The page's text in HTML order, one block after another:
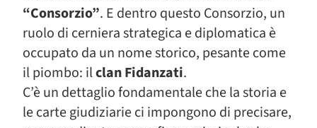
“Consorzio”. E dentro questo Consorzio, un
ruolo di cerniera strategica e diplomatica è
occupato da un nome storico, pesante come
il piombo: ilclan Fidanzati.
C’è un dettaglio fondamentale che la storia e
le carte giudiziarie ci impongono di precisare,